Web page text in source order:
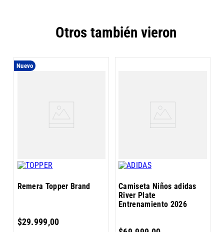
Otros también vieron
Nuevo
Remera Topper Brand
$29.999,00
Camiseta Niños adidas
River Plate
Entrenamiento 2026